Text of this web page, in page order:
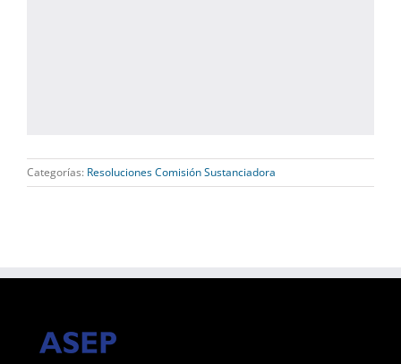
Categorías: Resoluciones Comisión Sustanciadora